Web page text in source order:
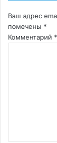
Ваш адрес
помечены *
Комментарий *